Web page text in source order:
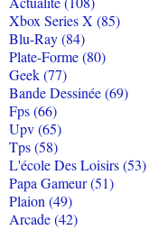
Xbox Series X (85)
Blu-Ray (84)
Plate-Forme (80)
Geek (77)
Bande Dessinée (69)
Fps (66)
Upv (65)
Tps (58)
L'école Des Loisirs (53)
Papa Gameur (51)
Plaion (49)
Arcade (42)